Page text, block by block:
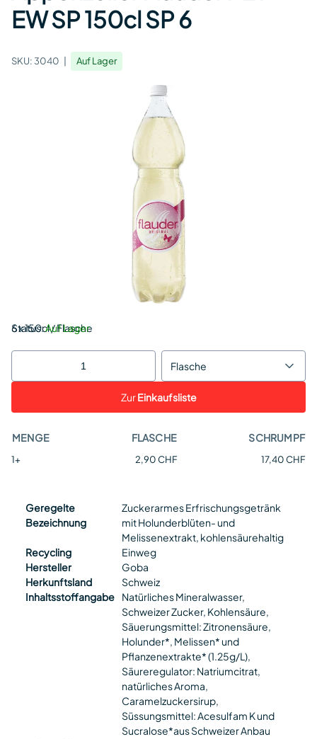
EW SP 150cl SP 6
SKU:3040 Auf Lager
Status:Auf Lager
6 x 150cl / Flasche
Flasche
ZurEinkaufsliste
MENGE FLASCHE SCHRUMPF
1+ 2,90 CHF 17,40 CHF
Geregelte
Bezeichnung
Zuckerarmes Erfrischungsgetränk
mit Holunderblüten- und
Melissenextrakt, kohlensäurehaltig
Recycling
Einweg
Hersteller
Goba
Herkunftsland
Schweiz
Inhaltsstoffangabe
Natürliches Mineralwasser,
Schweizer Zucker, Kohlensäure,
Säuerungsmittel: Zitronensäure,
Holunder*, Melissen* und
Pflanzenextrakte* (1.25g/L),
Säureregulator: Natriumcitrat,
natürliches Aroma,
Caramelzuckersirup,
Süssungsmittel: Acesulfam K und
Sucralose*aus Schweizer Anbau